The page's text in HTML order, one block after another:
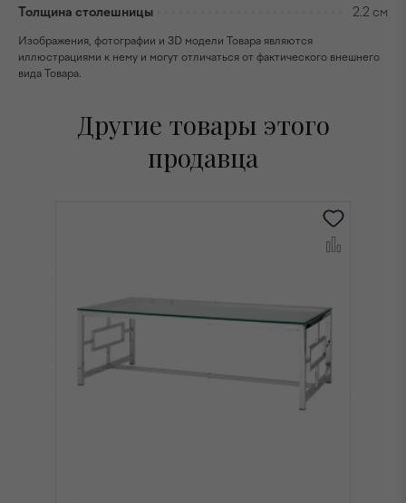
Толщина столешницы 2.2 см
Изображения, фотографии и 3D модели Товара являются
иллюстрациями к нему и могут отличаться от фактического внешнего
вида Товара.
Другие товары этого
продавца